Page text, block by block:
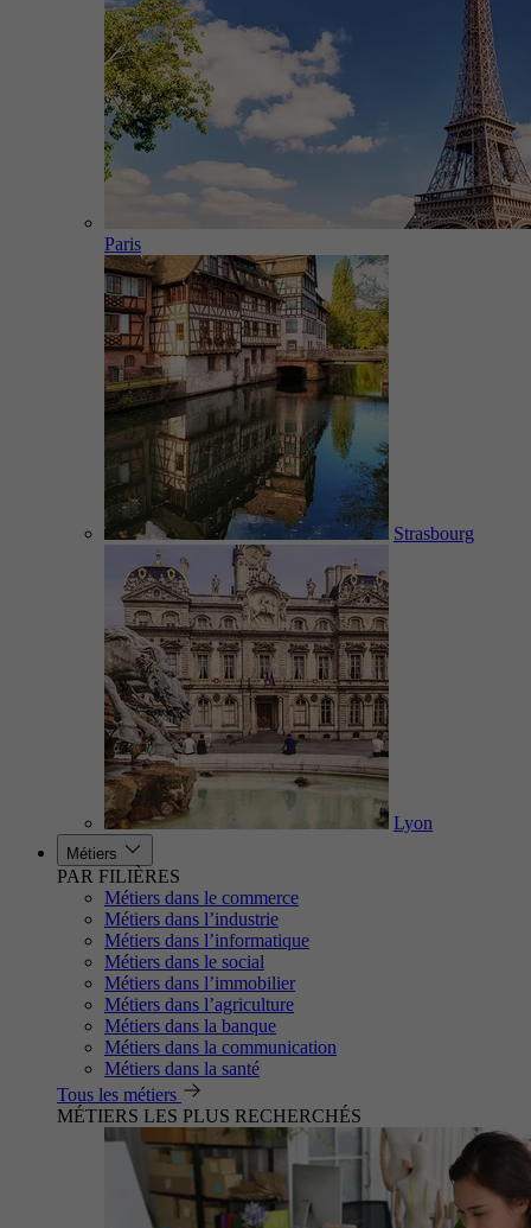
Paris
Strasbourg
Lyon
Métiers
PAR FILIÈRES
Métiers dans le commerce
Métiers dans l’industrie
Métiers dans l’informatique
Métiers dans le social
Métiers dans l’immobilier
Métiers dans l’agriculture
Métiers dans la banque
Métiers dans la communication
Métiers dans la santé
Tous les métiers
MÉTIERS LES PLUS RECHERCHÉS